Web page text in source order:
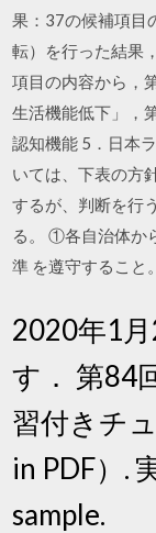
果：37の候補項目
転）を行った結果
項目の内容から，
生活機能低下」，
認知機能 5．日本
いては、下表の方
するが、判断を行
る。 ①各自治体か
準 を遵守すること。
2020年1
す． 第84
習付きチ
in PDF）.
sample.